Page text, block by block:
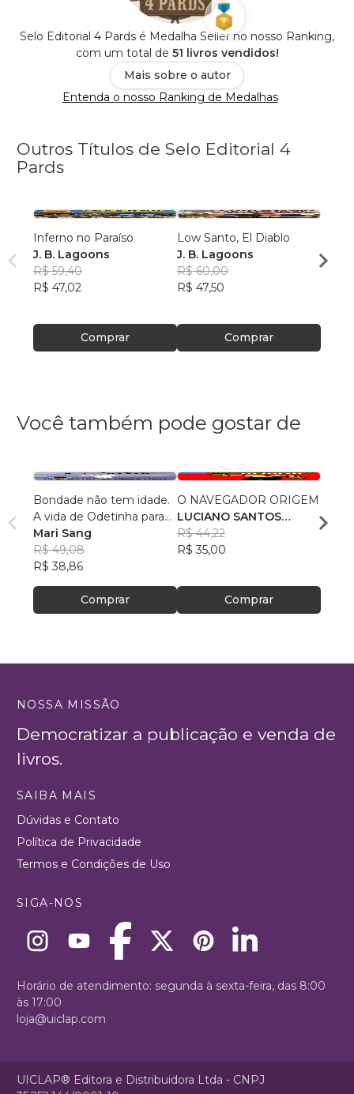
Selo Editorial 4 Pards é Medalha Seller no nosso Ranking,
com um total de 51 livros vendidos!
Mais sobre o autor
Entenda o nosso Ranking de Medalhas
Outros Títulos de Selo Editorial 4
Pards
Inferno no Paraíso
J. B. Lagoons
R$ 59,40
R$ 47,02
Comprar
Low Santo, El Diablo
J. B. Lagoons
R$ 60,00
R$ 47,50
Comprar
R$
Você também pode gostar de
Bondade não tem idade.
A vida de Odetinha para
crianças. Conto bilíngue
Mari Sang
R$ 49,08
R$ 38,86
Comprar
O NAVEGADOR ORIGEM
LUCIANO SANTOS
SANTANA
R$ 44,22
R$ 35,00
Comprar
R$
NOSSA MISSÃO
Democratizar a publicação e venda de
livros.
SAIBA MAIS
Dúvidas e Contato
Política de Privacidade
Termos e Condições de Uso
SIGA-NOS
Horário de atendimento: segunda à sexta-feira, das 8:00
às 17:00
loja@uiclap.com
UICLAP® Editora e Distribuidora Ltda - CNPJ